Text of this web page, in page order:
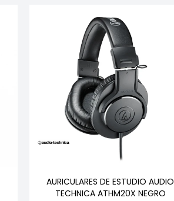
AURICULARES DE ESTUDIO AUDIO
TECHNICA ATHM20X NEGRO